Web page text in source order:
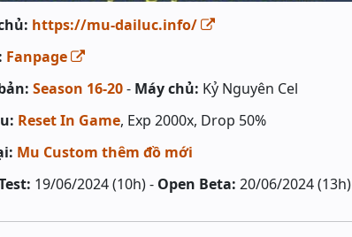
https://mu-dailuc.info/
Fanpage
Season 16-20- Máy chủ: Kỷ Nguyên Cel
Reset In Game, Exp 2000x, Drop 50%
Mu Custom thêm đồ mới
19/06/2024 (10h) - Open Beta: 20/06/2024 (13h)